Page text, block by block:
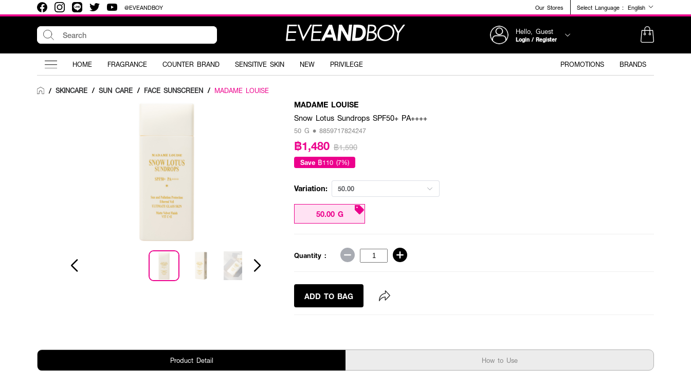
@EVEANDBOY Our Stores Select Language : English
Hello, Guest
Login / Register
HOME FRAGRANCE COUNTER BRAND SENSITIVE SKIN NEW PRIVILEGE PROMOTIONS BRANDS
/ SKINCARE / SUN CARE / FACE SUNSCREEN / MADAME LOUISE
MADAME LOUISE
Snow Lotus Sundrops SPF50+ PA++++
50 G • 8859717824247
฿1,480 ฿1,590
Save ฿110 (7%)
Variation: 50.00
50.00 G
Quantity :
ADD TO BAG
Product Detail How to Use